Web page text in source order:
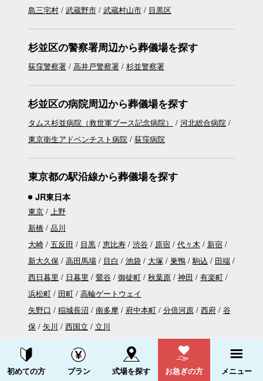
島三宅村
武蔵野市 武蔵村山市 目黒区
杉並区の警察署周辺から葬儀場を探す
荻窪警察署 高井戸警察署 杉並警察署
杉並区の病院周辺から葬儀場を探す
タムス杉並病院（救世軍ブース記念病院）
河北総合病院
東京衛生アドベンチスト病院
荻窪病院
東京都の駅沿線から葬儀場を探す
JR東日本
東京
上野
新橋
品川
大崎
五反田 目黒 恵比寿 渋谷 原宿 代々木
新宿
新大久保
高田馬場 目白 池袋 大塚 巣鴨 駒込
田端
西日暮里
日暮里 鶯谷 御徒町 秋葉原 神田
有楽町
浜松町
田町
高輪ゲートウェイ
矢野口
稲城長沼 南多摩 府中本町 分倍河原 西府
谷
保
矢川 西国立
立川
成瀬
相原 八王子みなみ野
八王子
西大井
資料請求する 電話をかける
初めての方 プラン 式場を探す お急ぎの方 メニュー